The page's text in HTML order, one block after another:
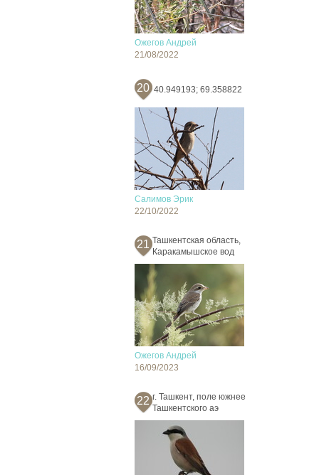
Ожегов Андрей
21/08/2022
20 40.949193; 69.358822
Салимов Эрик
22/10/2022
21 Ташкентская область,
Каракамышское вод
Ожегов Андрей
16/09/2023
22 г. Ташкент, поле южнее
Ташкентского аэ